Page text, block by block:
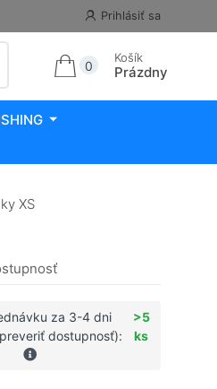
Prihlásiť sa
0
Košík
Prázdny
XS
za 3-4 dni
dostupnosť):
>5
ks